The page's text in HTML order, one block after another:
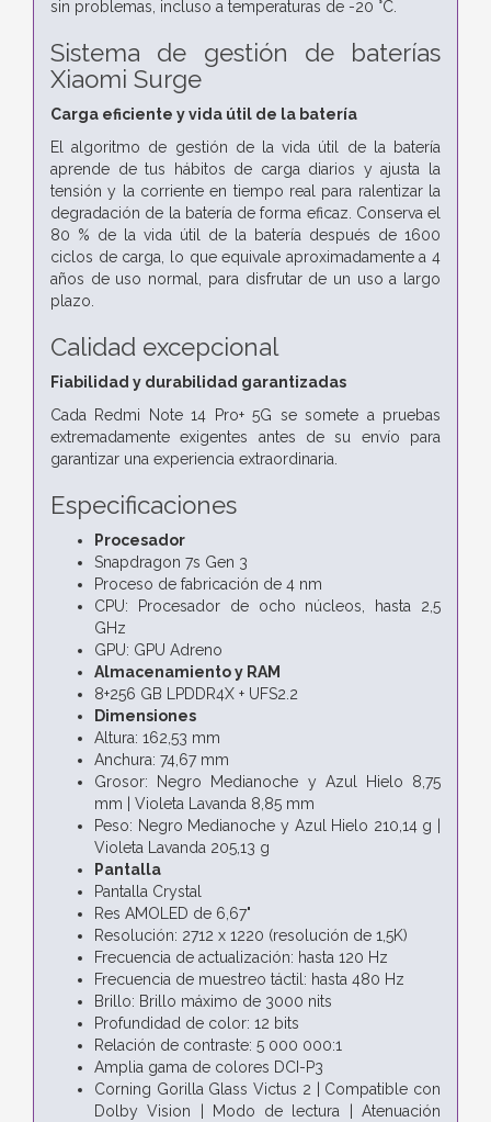
sin problemas, incluso a temperaturas de -20 °C.
Sistema de gestión de baterías
Xiaomi Surge
Carga eficiente y vida útil de la batería
El algoritmo de gestión de la vida útil de la batería
aprende de tus hábitos de carga diarios y ajusta la
tensión y la corriente en tiempo real para ralentizar la
degradación de la batería de forma eficaz. Conserva el
80 % de la vida útil de la batería después de 1600
ciclos de carga, lo que equivale aproximadamente a 4
años de uso normal, para disfrutar de un uso a largo
plazo.
Calidad excepcional
Fiabilidad y durabilidad garantizadas
Cada Redmi Note 14 Pro+ 5G se somete a pruebas
extremadamente exigentes antes de su envío para
garantizar una experiencia extraordinaria.
Especificaciones
Procesador
Snapdragon 7s Gen 3
Proceso de fabricación de 4 nm
CPU: Procesador de ocho núcleos, hasta 2,5
GHz
GPU: GPU Adreno
Almacenamiento y RAM
8+256 GB LPDDR4X + UFS2.2
Dimensiones
Altura: 162,53 mm
Anchura: 74,67 mm
Grosor: Negro Medianoche y Azul Hielo 8,75
mm | Violeta Lavanda 8,85 mm
Peso: Negro Medianoche y Azul Hielo 210,14 g |
Violeta Lavanda 205,13 g
Pantalla
Pantalla Crystal
Res AMOLED de 6,67"
Resolución: 2712 x 1220 (resolución de 1,5K)
Frecuencia de actualización: hasta 120 Hz
Frecuencia de muestreo táctil: hasta 480 Hz
Brillo: Brillo máximo de 3000 nits
Profundidad de color: 12 bits
Relación de contraste: 5 000 000:1
Amplia gama de colores DCI-P3
Corning Gorilla Glass Victus 2 | Compatible con
Dolby Vision | Modo de lectura | Atenuación